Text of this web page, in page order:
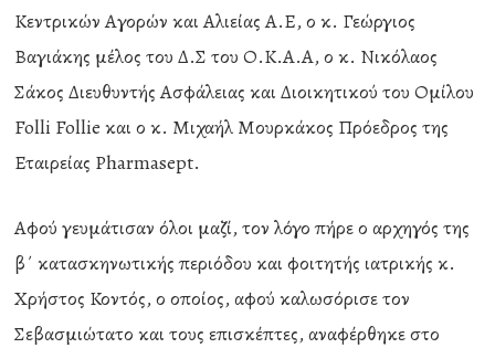
Κεντρικών Αγορών και Αλιείας Α.Ε, ο κ. Γεώργιος
Βαγιάκης μέλος του Δ.Σ του Ο.Κ.Α.Α, ο κ. Νικόλαος
Σάκος Διευθυντής Ασφάλειας και Διοικητικού του Ομίλου
Folli Follie και ο κ. Μιχαήλ Μουρκάκος Πρόεδρος της
Εταιρείας Pharmasept.
Αφού γευμάτισαν όλοι μαζί, τον λόγο πήρε ο αρχηγός της
β΄ κατασκηνωτικής περιόδου και φοιτητής ιατρικής κ.
Χρήστος Κοντός, ο οποίος, αφού καλωσόρισε τον
Σεβασμιώτατο και τους επισκέπτες, αναφέρθηκε στο